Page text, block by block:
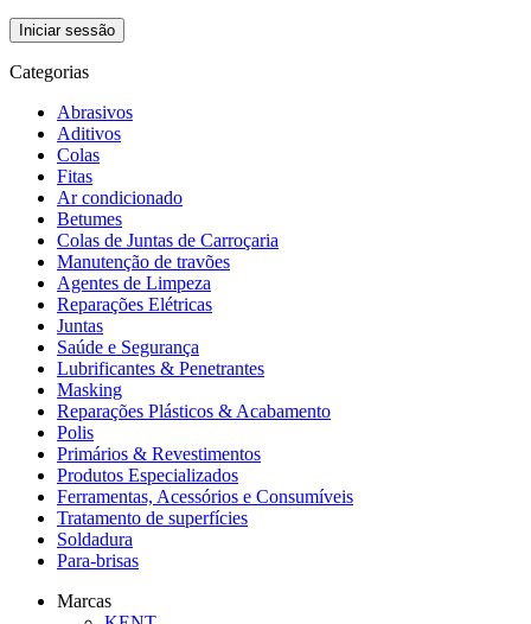
Categorias
Abrasivos
Aditivos
Colas
Fitas
Ar condicionado
Betumes
Colas de Juntas de Carroçaria
Manutenção de travões
Agentes de Limpeza
Reparações Elétricas
Juntas
Saúde e Segurança
Lubrificantes & Penetrantes
Masking
Reparações Plásticos & Acabamento
Polis
Primários & Revestimentos
Produtos Especializados
Ferramentas, Acessórios e Consumíveis
Tratamento de superfícies
Soldadura
Para-brisas
Marcas